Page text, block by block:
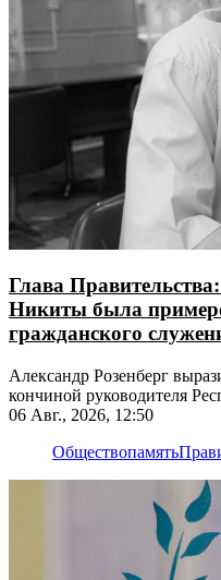
Глава
Никиты была
гражданского
Александр Розенберг
кончиной руководителя
06 Авг., 2026, 12:50
Обществопамять